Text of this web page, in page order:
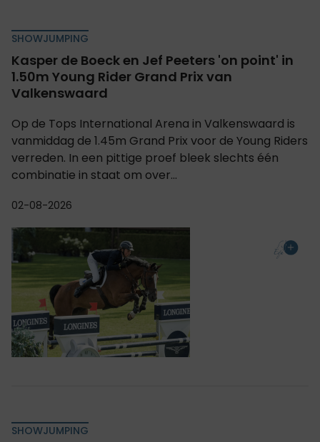
SHOWJUMPING
Kasper de Boeck en Jef Peeters 'on point' in
1.50m Young Rider Grand Prix van
Valkenswaard
Op de Tops International Arena in Valkenswaard is
vanmiddag de 1.45m Grand Prix voor de Young Riders
verreden. In een pittige proef bleek slechts één
combinatie in staat om over...
02-08-2026
SHOWJUMPING